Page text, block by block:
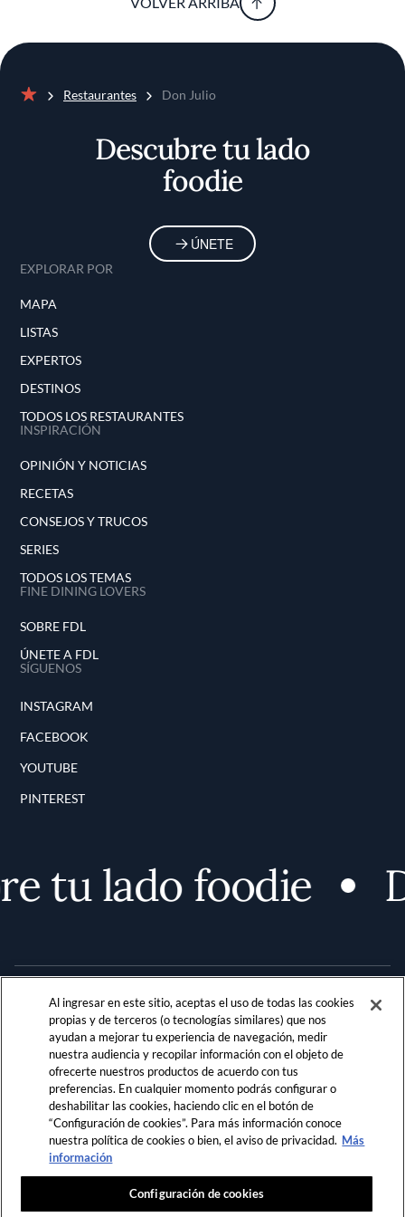
firmemente plantada en la raíz de la tradición
Restaurantes Don Julio
Descubre tu lado
foodie
ÚNETE
EXPLORAR POR
MAPA
LISTAS
EXPERTOS
DESTINOS
TODOS LOS RESTAURANTES
INSPIRACIÓN
OPINIÓN Y NOTICIAS
RECETAS
CONSEJOS Y TRUCOS
SERIES
TODOS LOS TEMAS
FINE DINING LOVERS
SOBRE FDL
ÚNETE A FDL
SÍGUENOS
INSTAGRAM
FACEBOOK
YOUTUBE
PINTEREST
tu lado foodie
Terms and Conditions
PRIVACIDAD
REGLAMENTO DE LA COMUNIDAD
LOCATION & LANGUAGE
Al ingresar en este sitio, aceptas el uso de todas las cookies
propias y de terceros (o tecnologías similares) que nos
ayudan a mejorar tu experiencia de navegación, medir
nuestra audiencia y recopilar información con el objeto de
ofrecerte nuestros productos de acuerdo con tus
preferencias. En cualquier momento podrás configurar o
deshabilitar las cookies, haciendo clic en el botón de
“Configuración de cookies”. Para más información conoce
nuestra política de cookies o bien, el aviso de privacidad. Más
información
Configuración de cookies